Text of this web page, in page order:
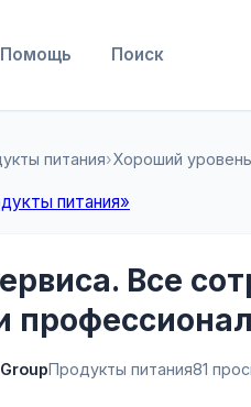
Помощь Поиск
питания›Хороший
питания»
Все
Продукты питания81